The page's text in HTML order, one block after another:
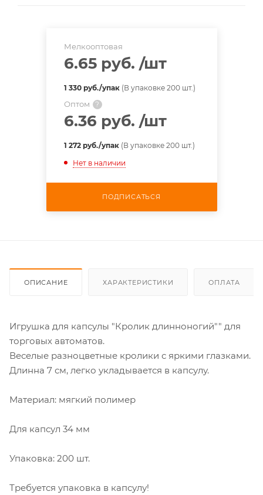
Мелкооптовая
6.65 руб. /шт
1 330 руб./упак(В упаковке 200 шт.)
Оптом ?
6.36 руб. /шт
1 272 руб./упак(В упаковке 200 шт.)
Нет в наличии
ПОДПИСАТЬСЯ
ОПИСАНИЕ ХАРАКТЕРИСТИКИ ОПЛАТА
Игрушка для капсулы "Кролик длинноногий"" для
торговых автоматов.
Веселые разноцветные кролики с яркими глазками.
Длинна 7 см, легко укладывается в капсулу.
Материал: мягкий полимер
Для капсул 34 мм
Упаковка: 200 шт.
Требуется упаковка в капсулу!